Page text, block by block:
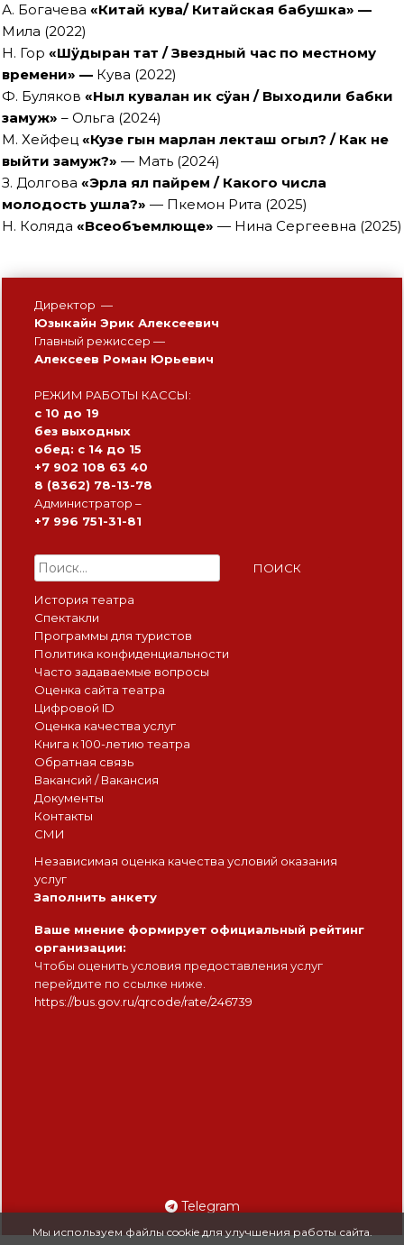
А. Богачева «Китай кува/ Китайская бабушка» —
Мила (2022)
Н. Гор «Шӱдыран тат / Звездный час по местному
времени» — Кува (2022)
Ф. Буляков «Ныл кувалан ик сӱан / Выходили бабки
замуж» – Ольга (2024)
М. Хейфец «Кузе гын марлан лекташ огыл? / Как не
выйти замуж?» — Мать (2024)
З. Долгова «Эрла ял пайрем / Какого числа
молодость ушла?» — Пкемон Рита (2025)
Н. Коляда «Всеобъемлюще» — Нина Сергеевна (2025)
Директор —
Юзыкайн Эрик Алексеевич
Главный режиссер —
Алексеев Роман Юрьевич
РЕЖИМ РАБОТЫ КАССЫ:
с 10 до 19
без выходных
обед: с 14 до 15
+7 902 108 63 40
8 (8362) 78-13-78
Администратор –
+7 996 751-31-81
Найти:
История театра
Спектакли
Программы для туристов
Политика конфиденциальности
Часто задаваемые вопросы
Оценка сайта театра
Цифровой ID
Оценка качества услуг
Книга к 100-летию театра
Обратная связь
Вакансий / Вакансия
Документы
Контакты
СМИ
Независимая оценка качества условий оказания
услуг
Заполнить анкету
Ваше мнение формирует официальный рейтинг
организации:
Чтобы оценить условия предоставления услуг
перейдите по ссылке ниже.
https://bus.gov.ru/qrcode/rate/246739
© Шкетан театр - 2026
Telegram
Мы используем файлы cookie для улучшения работы сайта.